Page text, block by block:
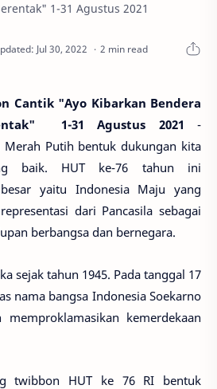
1-31 Agustus 2021
2 min read
Cantik "Ayo Kibarkan Bendera
1-31 Agustus 2021 -
Merah Putih bentuk dukungan kita
baik. HUT ke-76 tahun ini
yaitu Indonesia Maju yang
dari Pancasila sebagai
berbangsa dan bernegara.
sejak tahun 1945. Pada tanggal 17
nama bangsa Indonesia Soekarno
kemerdekaan
twibbon HUT ke 76 RI bentuk